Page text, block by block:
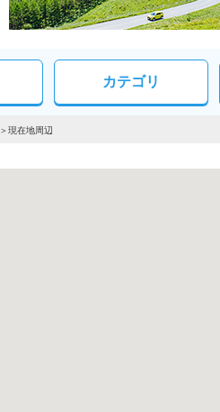
カテゴリ
現在地周辺